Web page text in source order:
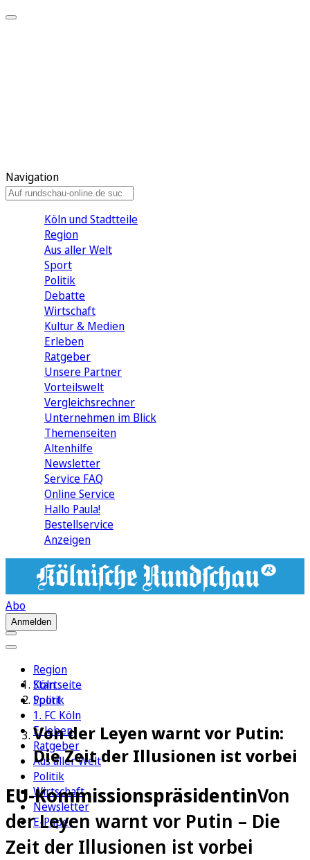
Navigation
Köln und Stadtteile
Region
Aus aller Welt
Sport
Politik
Debatte
Wirtschaft
Kultur & Medien
Erleben
Ratgeber
Unsere Partner
Vorteilswelt
Vergleichsrechner
Unternehmen im Blick
Themenseiten
Altenhilfe
Newsletter
Service FAQ
Online Service
Hallo Paula!
Bestellservice
Anzeigen
Abo
Anmelden
Region
Köln
Sport
1. FC Köln
Erleben
Ratgeber
Aus aller Welt
Politik
Wirtschaft
Newsletter
E-Paper
Startseite
Politik
Von der Leyen warnt vor Putin:
Die Zeit der Illusionen ist vorbei
EU-KommissionspräsidentinVon
der Leyen warnt vor Putin – Die
Zeit der Illusionen ist vorbei